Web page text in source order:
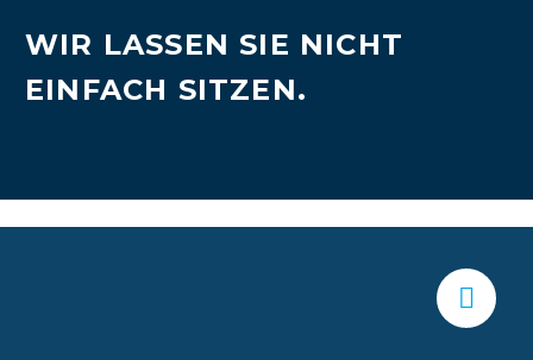
WIR LASSEN SIE NICHT
EINFACH SITZEN.

